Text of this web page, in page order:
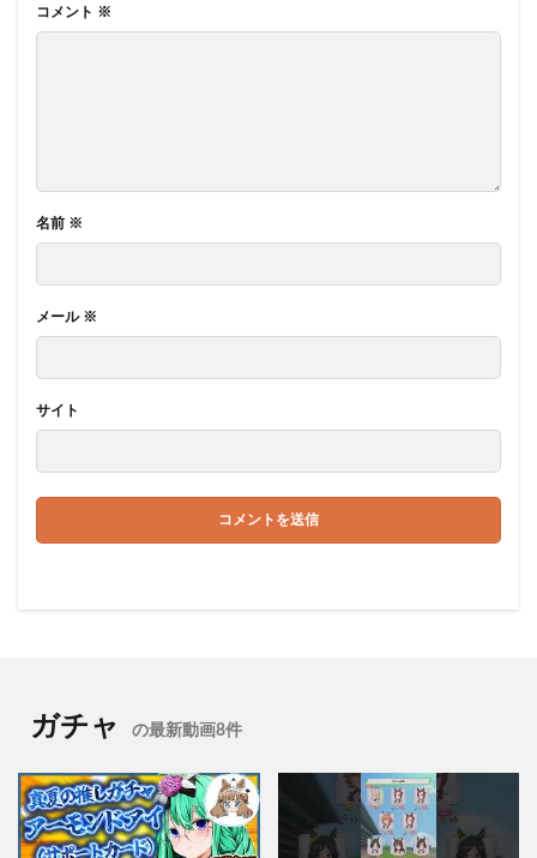
コメント ※
名前 ※
メール ※
サイト
ガチャ の最新動画8件